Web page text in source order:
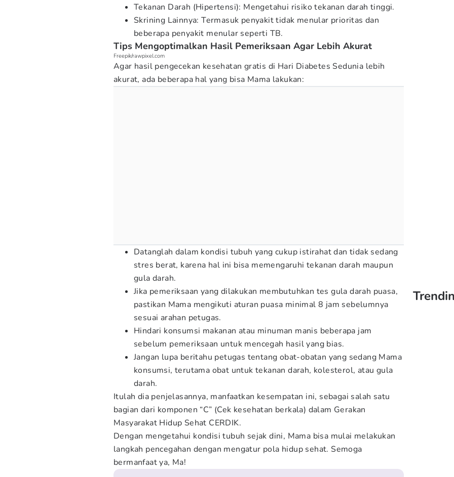
Tekanan Darah (Hipertensi): Mengetahui risiko tekanan darah tinggi.
Skrining Lainnya: Termasuk penyakit tidak menular prioritas dan
beberapa penyakit menular seperti TB.
Tips Mengoptimalkan Hasil Pemeriksaan Agar Lebih Akurat
Freepik/rawpixel.com
Agar hasil pengecekan kesehatan gratis di Hari Diabetes Sedunia lebih
akurat, ada beberapa hal yang bisa Mama lakukan:
Datanglah dalam kondisi tubuh yang cukup istirahat dan tidak sedang
stres berat, karena hal ini bisa memengaruhi tekanan darah maupun
gula darah.
Jika pemeriksaan yang dilakukan membutuhkan tes gula darah puasa,
pastikan Mama mengikuti aturan puasa minimal 8 jam sebelumnya
sesuai arahan petugas.
Hindari konsumsi makanan atau minuman manis beberapa jam
sebelum pemeriksaan untuk mencegah hasil yang bias.
Jangan lupa beritahu petugas tentang obat-obatan yang sedang Mama
konsumsi, terutama obat untuk tekanan darah, kolesterol, atau gula
darah.
Itulah dia penjelasannya, manfaatkan kesempatan ini, sebagai salah satu
bagian dari komponen “C” (Cek kesehatan berkala) dalam Gerakan
Masyarakat Hidup Sehat CERDIK.
Dengan mengetahui kondisi tubuh sejak dini, Mama bisa mulai melakukan
langkah pencegahan dengan mengatur pola hidup sehat. Semoga
bermanfaat ya, Ma!